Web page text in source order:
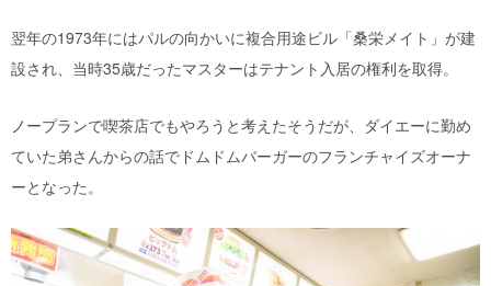
翌年の1973年にはパルの向かいに複合用途ビル「桑栄メイト」が建
設され、当時35歳だったマスターはテナント入居の権利を取得。
ノープランで喫茶店でもやろうと考えたそうだが、ダイエーに勤め
ていた弟さんからの話でドムドムバーガーのフランチャイズオーナ
ーとなった。